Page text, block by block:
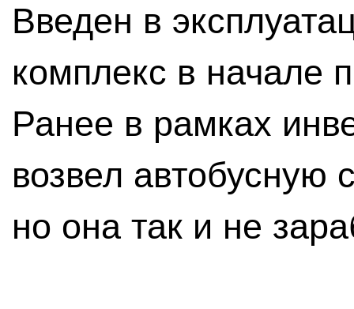
Введен в
комплекс в начале
Ранее в рамках
возвел автобусную
но она так и не